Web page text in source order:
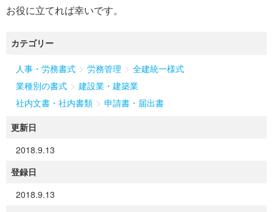
お役に立てれば幸いです。
カテゴリー
人事・労務書式 > 労務管理 > 全建統一様式
業種別の書式 > 建設業・建築業
社内文書・社内書類 > 申請書・届出書
更新日
2018.9.13
登録日
2018.9.13